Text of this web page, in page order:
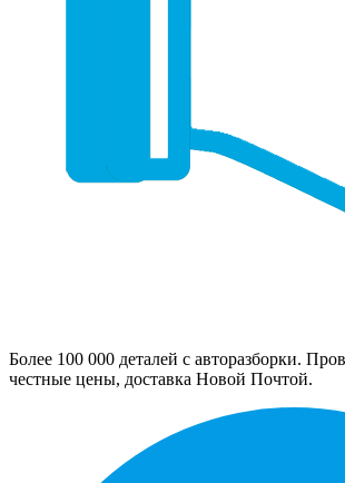
Более 100 000 деталей с авторазборки.
честные цены, доставка Новой Почтой.